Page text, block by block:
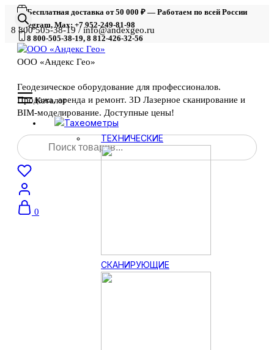
Бесплатная доставка от 50 000 ₽ — Работаем по всей России
Telegram, Max: +7 952-249-81-98
8 800-505-38-19, 8 812-426-32-56
8 800 505-38-19 / info@andexgeo.ru
ООО «Андекс Гео»
Геодезическое оборудование для профессионалов.
Продажа, аренда и ремонт. 3D Лазерное сканирование и
BIM-моделирование. Доступные цены!
Поиск
товаров
0
Каталог
Тахеометры
ТЕХНИЧЕСКИЕ
СКАНИРУЮЩИЕ